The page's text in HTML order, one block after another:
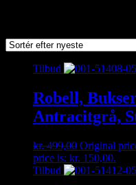
Tilbud
Robell,
Antracitgrå,
kr.499,00 Original
price is: kr. 150,00.
Tilbud